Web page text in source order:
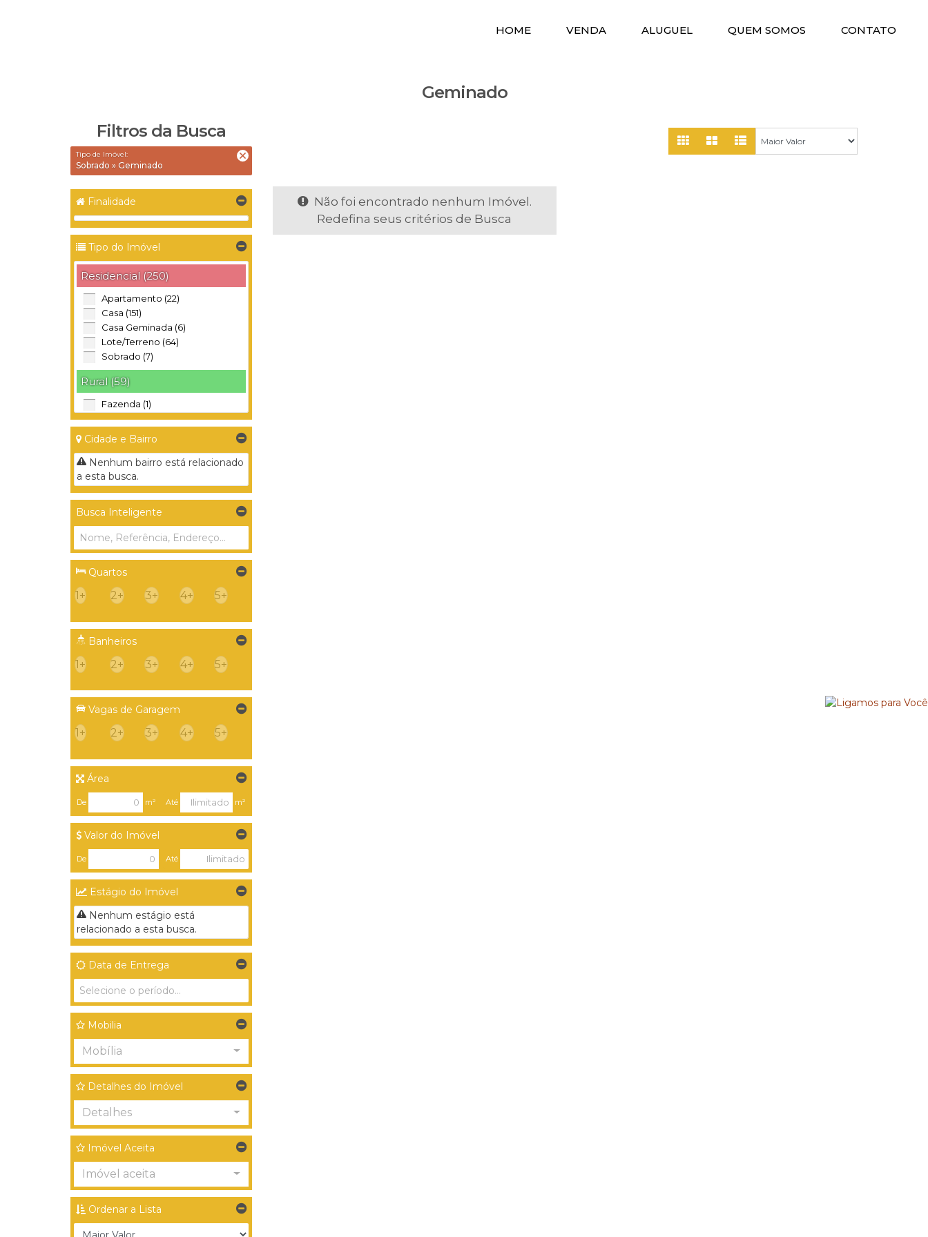
CONTATO
QUEM SOMOS
ALUGUEL
VENDA
HOME
Geminado
Filtros da Busca
Tipo de Imóvel:
Sobrado » Geminado
Finalidade
Tipo do Imóvel
Residencial (250)
Apartamento (22)
Casa (151)
Casa Geminada (6)
Lote/Terreno (64)
Sobrado (7)
Rural (59)
Fazenda (1)
Sítio (34)
Terreno (24)
Industrial (40)
Galpão (5)
Garagem (1)
Terreno (34)
Comercial (22)
Salas Comerciais (7)
Terreno (12)
Cidade e Bairro
Nenhum bairro está relacionado
a esta busca.
Busca Inteligente
Quartos
1+ 2+ 3+ 4+ 5+
Banheiros
1+ 2+ 3+ 4+ 5+
Vagas de Garagem
1+ 2+ 3+ 4+ 5+
Área
De m² Até m²
Valor do Imóvel
De Até
Estágio do Imóvel
Nenhum estágio está
relacionado a esta busca.
Data de Entrega
Mobilia
Mobília
Detalhes do Imóvel
Detalhes
Imóvel Aceita
Imóvel aceita
Ordenar a Lista
Não foi encontrado nenhum Imóvel.
Redefina seus critérios de Busca